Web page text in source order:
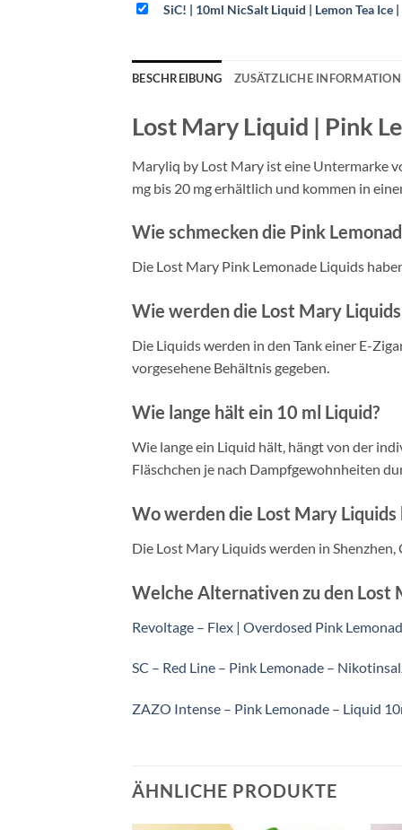
SiC! | 10ml NicSalt Liquid | Lemon Tea Ice
BESCHREIBUNG ZUSÄTZLICHE
Lost Mary Liquid | Pink
Maryliq by Lost Mary ist eine Untermarke
mg bis 20 mg erhältlich und kommen in
Wie schmecken die Pink
Die Lost Mary Pink Lemonade Liquids
Wie werden die Lost Mary
Die Liquids werden in den Tank einer E-
vorgesehene Behältnis gegeben.
Wie lange hält ein 10 ml Liquid?
Wie lange ein Liquid hält, hängt von der
Fläschchen je nach Dampfgewohnheiten
Wo werden die Lost Mary
Die Lost Mary Liquids werden in Shenzhen,
Welche Alternativen zu den Lost
Revoltage – Flex | Overdosed Pink
SC – Red Line – Pink Lemonade –
ZAZO Intense – Pink Lemonade – Liquid
ÄHNLICHE PRODUKTE